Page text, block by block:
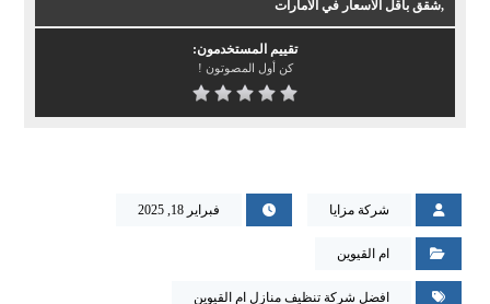
,شقق باقل الاسعار في الامارات
تقييم المستخدمون:
كن أول المصوتون !
شركة مزايا فبراير 18, 2025
ام القيوين
افضل شركة تنظيف منازل ام القيوين